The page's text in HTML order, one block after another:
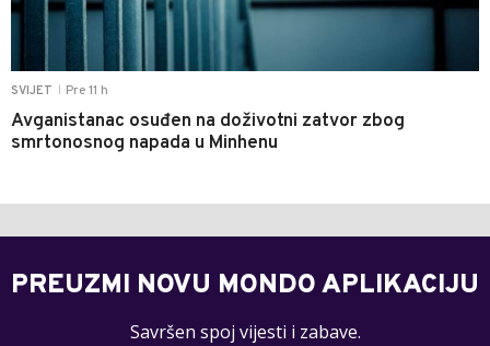
SVIJET Pre 11 h
Avganistanac osuđen na doživotni zatvor zbog
smrtonosnog napada u Minhenu
PREUZMI NOVU MONDO APLIKACIJU
Savršen spoj vijesti i zabave.